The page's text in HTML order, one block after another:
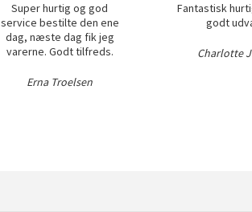
Super hurtig og god
service bestilte den ene
dag, næste dag fik jeg
varerne. Godt tilfreds.
Erna Troelsen
Fantastisk
godt
Charlotte